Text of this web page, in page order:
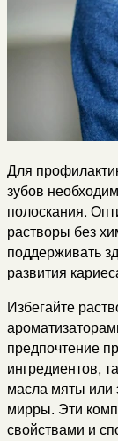
Для
зубов
полоскания.
растворы без
поддерживать
развития
Избегайте
предпочтение
ингредиентов,
масла мяты или
мирры. Эти
свойствами и